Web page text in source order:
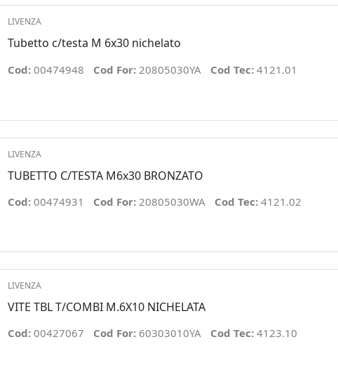
LIVENZA
Tubetto c/testa M 6x30 nichelato
Cod: 00474948 Cod For: 20805030YA Cod Tec: 4121.01
LIVENZA
TUBETTO C/TESTA M6x30 BRONZATO
Cod: 00474931 Cod For: 20805030WA Cod Tec: 4121.02
LIVENZA
VITE TBL T/COMBI M.6X10 NICHELATA
Cod: 00427067 Cod For: 60303010YA Cod Tec: 4123.10